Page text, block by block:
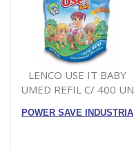
LENCO USE IT BABY
UMED REFIL C/ 400 UN
POWER SAVE INDUSTRIA